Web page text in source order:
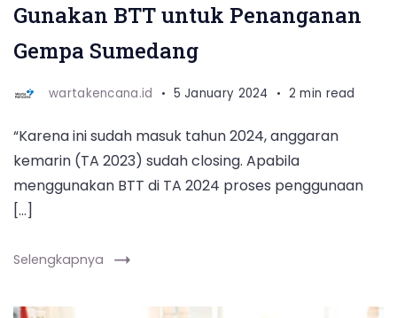
Gunakan BTT untuk Penanganan
Gempa Sumedang
wartakencana.id 5 January 2024 2 min read
“Karena ini sudah masuk tahun 2024, anggaran
kemarin (TA 2023) sudah closing. Apabila
menggunakan BTT di TA 2024 proses penggunaan
[…]
Selengkapnya